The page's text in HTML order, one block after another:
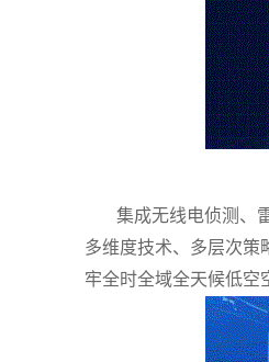
集成无线电侦测、
多维度技术、多层次策
牢全时全域全天候低空